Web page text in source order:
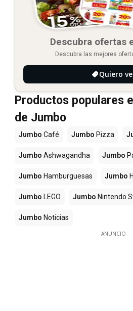
Descubra ofertas
Descubra las mejores
Quiero
Productos populares
de Jumbo
Jumbo Café Jumbo Pizza
Jumbo Ashwagandha Jumbo
Jumbo Hamburguesas Jumbo
Jumbo LEGO Jumbo Nintendo
Jumbo Noticias
ANUNCIO